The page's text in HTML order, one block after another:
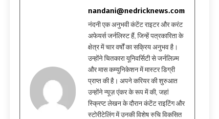
nandani@nedricknews.com
नंदनी एक अनुभवी कंटेंट राइटर और करंट
अफेयर्स जर्नलिस्ट हैं, जिन्हें पत्रकारिता के
क्षेत्र में चार वर्षों का सक्रिय अनुभव है।
उन्होंने चितकारा यूनिवर्सिटी से जर्नलिज़्म
और मास कम्युनिकेशन में मास्टर डिग्री
प्राप्त की है। अपने करियर की शुरुआत
उन्होंने न्यूज़ एंकर के रूप में की, जहां
स्क्रिप्ट लेखन के दौरान कंटेंट राइटिंग और
स्टोरीटेलिंग में उनकी विशेष रुचि विकसित